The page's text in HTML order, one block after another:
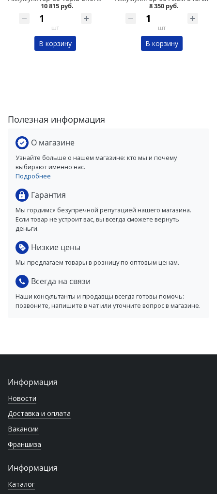
10 815 руб.
шт
В корзину
8 350 руб.
шт
В корзину
Полезная информация
О магазине
Узнайте больше о нашем магазине: кто мы и почему
выбирают именно нас.
Подробнее
Гарантия
Мы гордимся безупречной репутацией нашего магазина.
Если товар не устроит вас, вы всегда сможете вернуть
деньги.
Низкие цены
Мы предлагаем товары в розницу по оптовым ценам.
Всегда на связи
Наши консультанты и продавцы всегда готовы помочь:
позвоните, напишите в чат или уточните вопрос в магазине.
Информация
Новости
Доставка и оплата
Вакансии
Франшиза
Информация
Каталог